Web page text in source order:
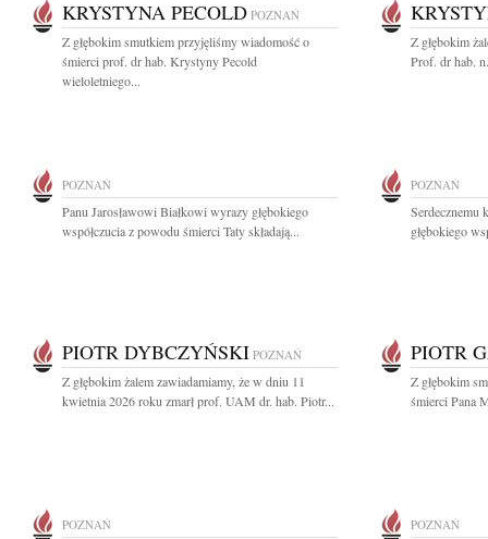
KRYSTYNA PECOLD POZNAŃ
Z głębokim smutkiem przyjęliśmy wiadomość o
śmierci prof. dr hab. Krystyny Pecold
wieloletniego...
Z głębokim
Prof. dr hab.
POZNAŃ
Panu Jarosławowi Białkowi wyrazy głębokiego
współczucia z powodu śmierci Taty składają...
POZNAŃ
Serdecznemu
głębokiego
PIOTR DYBCZYŃSKI POZNAŃ
Z głębokim żalem zawiadamiamy, że w dniu 11
kwietnia 2026 roku zmarł prof. UAM dr. hab. Piotr...
PIOTR
Z głębokim
śmierci Pana
POZNAŃ POZNAŃ